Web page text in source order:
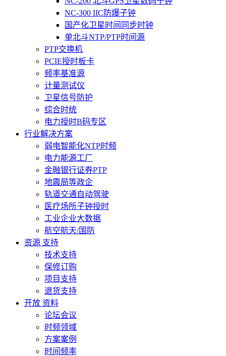
NC-300 IIC防爆子钟
国产化卫星时间同步时钟
单北斗NTP/PTP时间源
PTP交换机
PCIE授时板卡
频率基准源
计量测试仪
卫星信号防护
综合时统
电力授时B码专区
行业解决方案
弱电智能化NTP时频
电力能源工厂
金融银行证券PTP
地震局等政企
轨道交通自动驾驶
医疗场所子钟授时
工业企业大数据
航空航天/国防
资源 支持
技术支持
保修订购
项目支持
退货支持
开放 资料
论坛会议
时频领域
方案案例
时间频率